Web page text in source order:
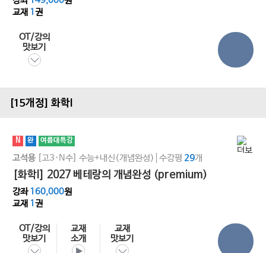
교재 1 권
OT/강의
맛보기
[15개정] 화학l
N 완 여름대특강
고석용 [고3·N수] 수능+내신(개념완성) 수강평 29개
[화학l] 2027 베테랑의 개념완성 (premium)
강좌160,000원
교재 1 권
OT/강의
맛보기
교재
소개
교재
맛보기